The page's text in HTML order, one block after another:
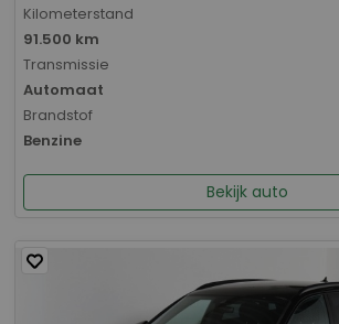
Kilometerstand
91.500 km
Transmissie
Automaat
Brandstof
Benzine
Bekijk auto